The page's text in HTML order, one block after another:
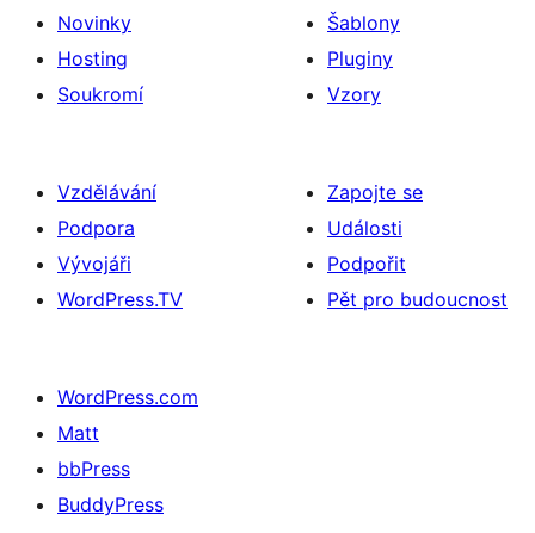
Novinky
Hosting
Soukromí
Šablony
Pluginy
Vzory
Vzdělávání
Podpora
Vývojáři
WordPress.TV
Zapojte se
Události
Podpořit
Pět pro budoucnost
WordPress.com
Matt
bbPress
BuddyPress